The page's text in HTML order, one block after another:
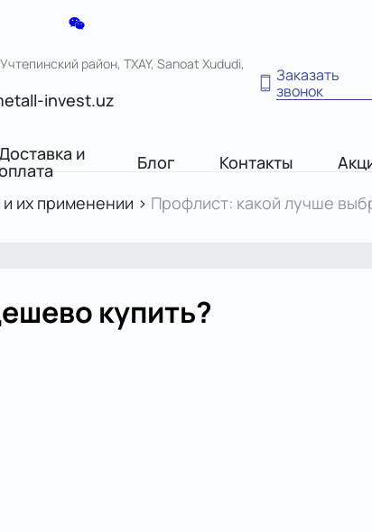
район, TXAY, Sanoat Xududi,
invest.uz
Заказать
звонок
и Блог Контакты
их применении > Профлист: какой лучше
купить?